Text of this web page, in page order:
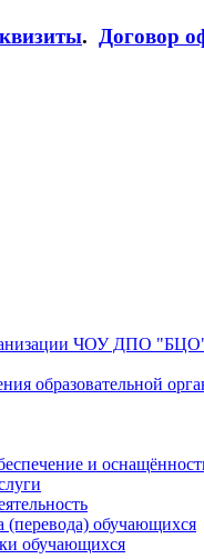
. Договор
ЧОУ ДПО
образовательной
и
(перевода) обучающихся
обучающихся